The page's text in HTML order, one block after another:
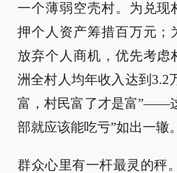
一个薄弱空壳村。为兑现
押个人资产筹措百万元；
放弃个人商机，优先考虑
洲全村人均年收入达到3.2
富，村民富了才是富”——
部就应该能吃亏”如出一辙。
群众心里有一杆最灵的秤